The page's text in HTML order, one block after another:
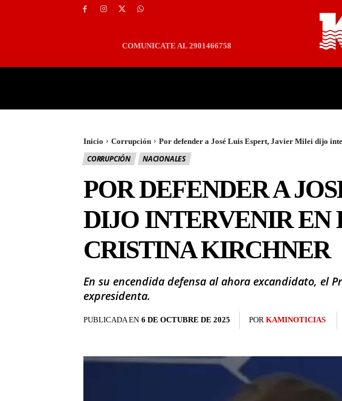
COMUNICATE AL 2901466758
Inicio Corrupción Por defender a José Luis Espert, Javier Milei dijo
CORRUPCIÓN NACIONALES
POR DEFENDER A
DIJO INTERVENIR EN
CRISTINA KIRCHNER
En su encendida defensa al ahora excandidato, el
expresidenta.
PUBLICADA EN 6 DE OCTUBRE DE 2025 POR KAMINOTICIAS